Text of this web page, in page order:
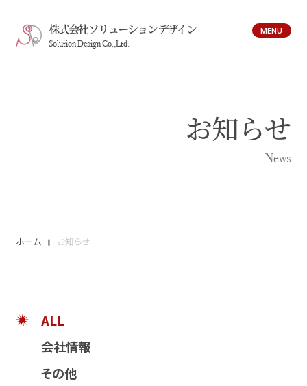
株式会社ソリューションデザイン
Solution Design Co.,Ltd.
MENU
お知らせ
News
ホーム お知らせ
ALL
会社情報
その他